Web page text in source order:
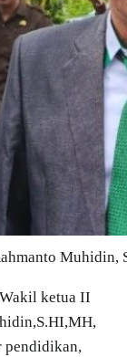
Muhidin,
ketua II
pendidikan,